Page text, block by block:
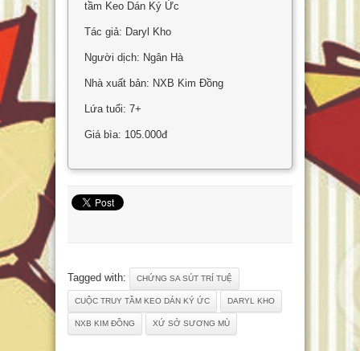
tầm Keo Dán Ký Ức
Tác giả: Daryl Kho
Người dịch: Ngân Hà
Nhà xuất bản: NXB Kim Đồng
Lứa tuổi: 7+
Giá bìa: 105.000đ
Tagged with: CHỨNG SA SÚT TRÍ TUỆ
CUỘC TRUY TẦM KEO DÁN KÝ ỨC DARYL KHO
NXB KIM ĐỒNG XỨ SỞ SƯƠNG MÙ